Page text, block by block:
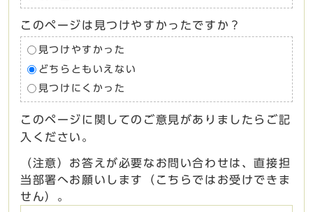
このページは見つけやすかったですか？
見つけやすかった
どちらともいえない
見つけにくかった
このページに関してのご意見がありましたらご記
入ください。
（注意）お答えが必要なお問い合わせは、直接担
当部署へお願いします（こちらではお受けできま
せん）。